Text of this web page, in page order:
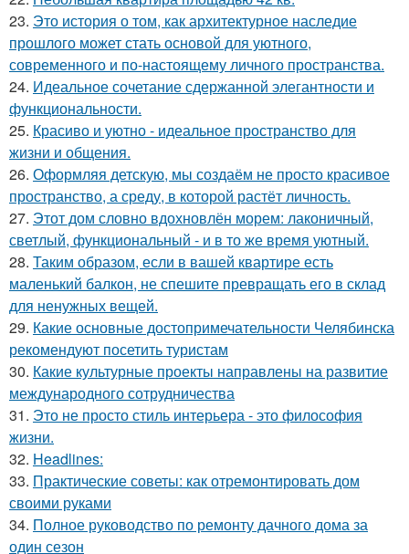
23. Это история о том, как архитектурное наследие
прошлого может стать основой для уютного,
современного и по-настоящему личного пространства.
24. Идеальное сочетание сдержанной элегантности и
функциональности.
25. Красиво и уютно - идеальное пространство для
жизни и общения.
26. Оформляя детскую, мы создаём не просто красивое
пространство, а среду, в которой растёт личность.
27. Этот дом словно вдохновлён морем: лаконичный,
светлый, функциональный - и в то же время уютный.
28. Таким образом, если в вашей квартире есть
маленький балкон, не спешите превращать его в склад
для ненужных вещей.
29. Какие основные достопримечательности Челябинска
рекомендуют посетить туристам
30. Какие культурные проекты направлены на развитие
международного сотрудничества
31. Это не просто стиль интерьера - это философия
жизни.
32. Headlines:
33. Практические советы: как отремонтировать дом
своими руками
34. Полное руководство по ремонту дачного дома за
один сезон